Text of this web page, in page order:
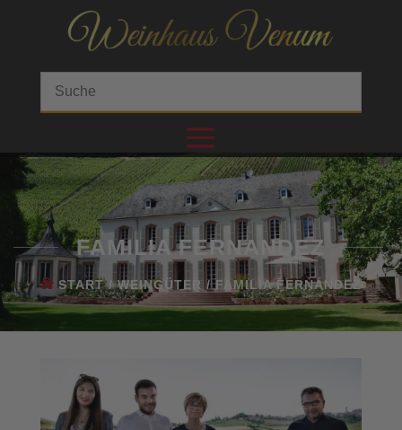
FAMILIA FERNANDEZ
START/WEINGÜTER / FAMILIA FERNANDEZ